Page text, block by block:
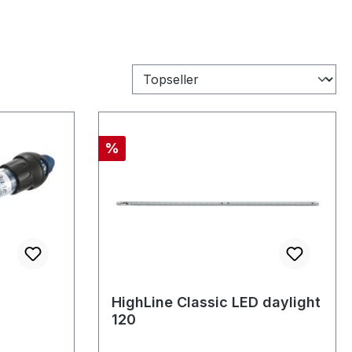
Rabatt
%
HighLine Classic LED daylight
120